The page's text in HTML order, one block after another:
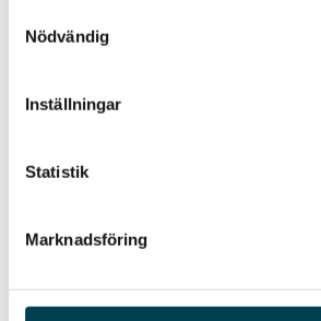
Nödvändig
Inställningar
Statistik
Marknadsföring
och roligt att få!
Hitta till ICA